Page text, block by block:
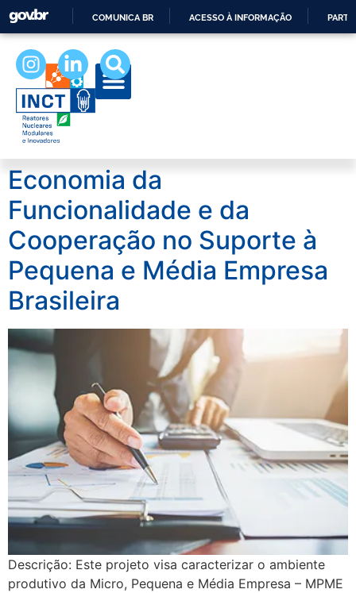
COMUNICA BR ACESSO À INFORMAÇÃO
Economia da
Funcionalidade e da
Cooperação no Suporte à
Pequena e Média Empresa
Brasileira
Descrição: Este projeto visa caracterizar o ambiente
produtivo da Micro, Pequena e Média Empresa – MPME